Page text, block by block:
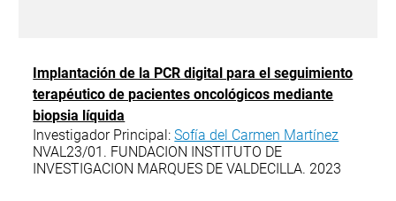
Implantación de la PCR digital para el seguimiento
terapéutico de pacientes oncológicos mediante
biopsia líquida
Investigador Principal:Sofía del Carmen Martínez
NVAL23/01. FUNDACION INSTITUTO DE
INVESTIGACION MARQUES DE VALDECILLA. 2023